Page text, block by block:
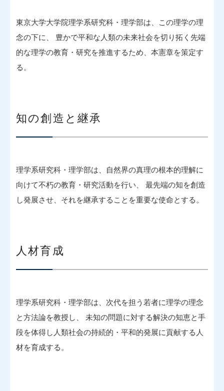
東京大学大学院理学系研究科・理学部は、この理学の理
念の下に、 豊かで平和な人類の未来社会を切り拓く先端
的な理学の教育・研究を推進するため、本憲章を策定す
る。
知の創造と継承
理学系研究科・理学部は、自然界の真理の根本的理解に
向けて不朽の教育・研究活動を行い、 最先端の知を創造
し発展させ、それを継承することを重要な使命とする。
人材育成
理学系研究科・理学部は、次代を担う若者に理学の理念
と方法論を教授し、 未知の問題に対する解決の知恵と手
段を体得し人類社会の持続的・平和的発展に貢献する人
材を育成する。